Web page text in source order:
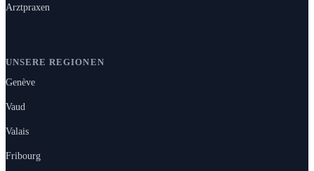
Arztpraxen
UNSERE REGIONEN
Genève
Vaud
Valais
Fribourg